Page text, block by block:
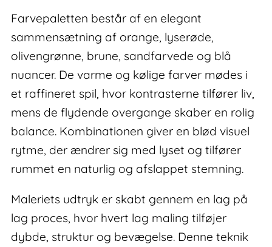
Farvepaletten består af en elegant
sammensætning af orange, lyserøde,
olivengrønne, brune, sandfarvede og blå
nuancer. De varme og kølige farver mødes i
et raffineret spil, hvor kontrasterne tilfører liv,
mens de flydende overgange skaber en rolig
balance. Kombinationen giver en blød visuel
rytme, der ændrer sig med lyset og tilfører
rummet en naturlig og afslappet stemning.
Maleriets udtryk er skabt gennem en lag på
lag proces, hvor hvert lag maling tilføjer
dybde, struktur og bevægelse. Denne teknik